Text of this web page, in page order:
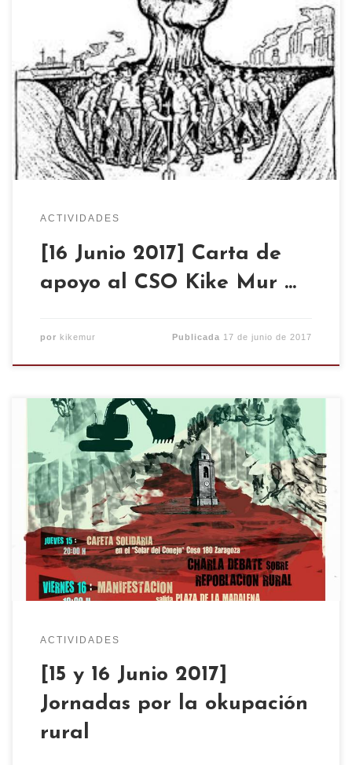
Somos conscientes de que estamos viviendo un
momento en el que los Centros Sociales están
siendo cuestionados en todo el Estado, somos
conscientes de que quieren ensuciar todo lo
creado desde la auto-organización de las
personas, somos conscientes de que quieren
romper las redes de solidaridad que se generan
en […]
ACTIVIDADES
[16 Junio 2017] Carta de
apoyo al CSO Kike Mur …
por kikemur Publicada 17 de junio de 2017
La próxima semana los dias 15 y 16 de junio no te
pierdas 2 días de reinvindicación y agitación
rural. El jueves 15 a partir de las 20h cafeta
solidaria en en el solar Francisco Ascaso (antiguo
solar del conejo), con una charla-debate sobre la
repoblación rural. Y el viernes […]
ACTIVIDADES
[15 y 16 Junio 2017]
Jornadas por la okupación
rural